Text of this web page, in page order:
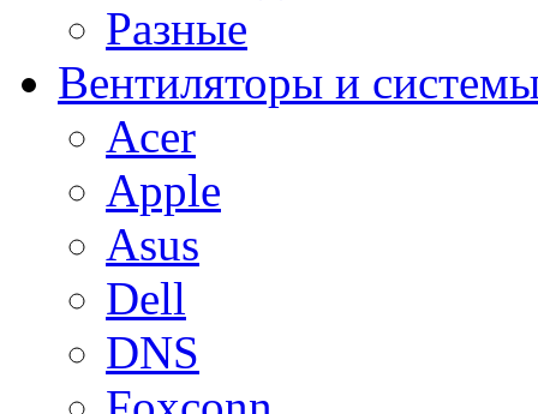
Разные
Вентиляторы и
Acer
Apple
Asus
Dell
DNS